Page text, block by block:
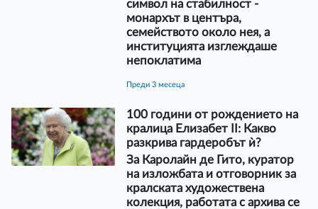
символ на стабилност -
монархът в центъра,
семейството около нея, а
институцията изглеждаше
непоклатима
преди 3 месеца
100 години от рождението на
кралица Елизабет II: Какво
разкрива гардеробът ѝ?
За Каролайн де Гито, куратор
на изложбата и отговорник за
кралската художествена
колекция, работата с архива се